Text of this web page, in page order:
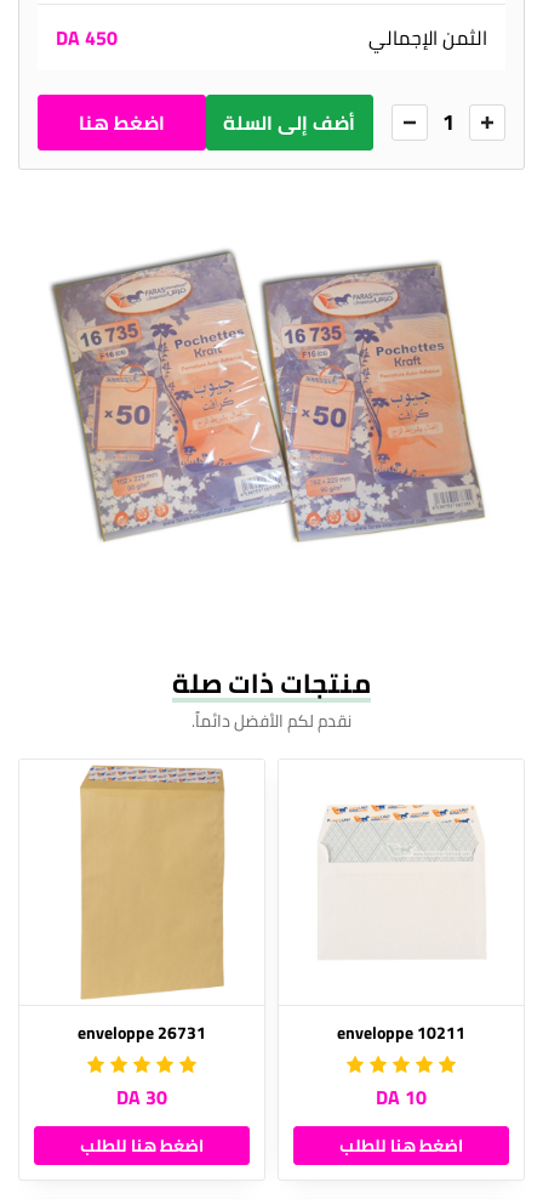
الثمن الإجمالي 450 DA
1 أضف إلى السلة
اضغط هنا
للطلب
منتجات ذات صلة
نقدم لكم الأفضل دائماً.
enveloppe 10211
10 DA
اضغط هنا للطلب
enveloppe 26731
30 DA
اضغط هنا للطلب